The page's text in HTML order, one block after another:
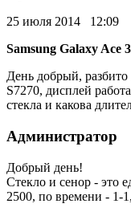
25 июля 2014 12:09
Samsung Galaxy Ace
День добрый, разбито
S7270, дисплей
стекла и какова
Администратор
Добрый день!
Стекло и сенор - это
2500, по времени - 1-